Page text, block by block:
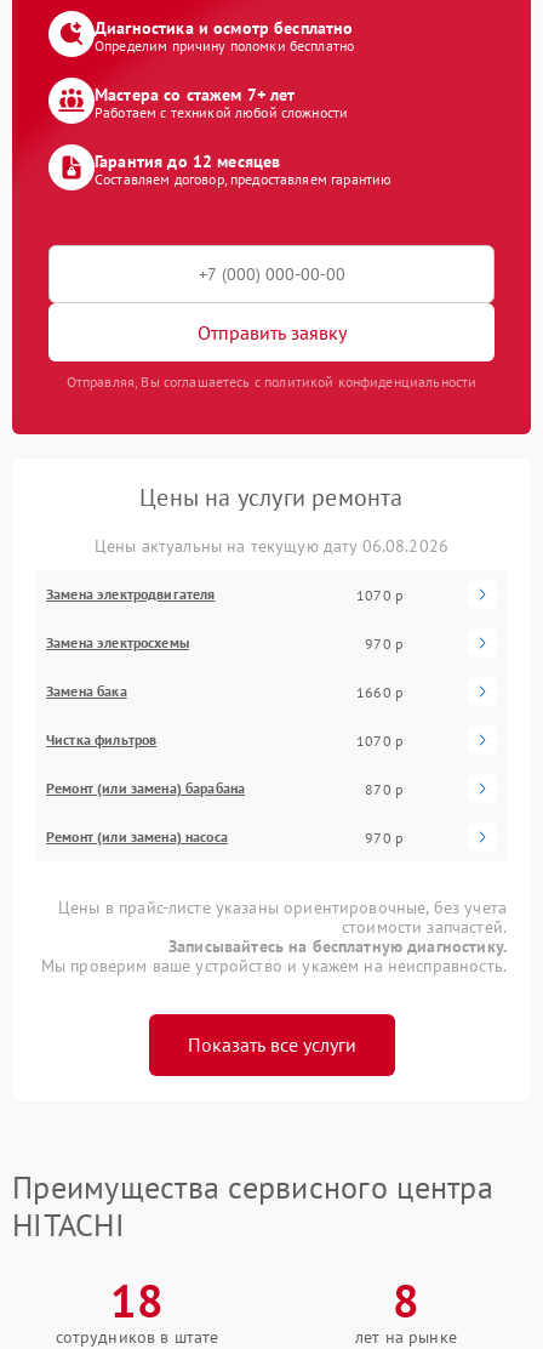
Диагностика и осмотр бесплатно
Определим причину поломки бесплатно
Мастера со стажем 7+ лет
Работаем с техникой любой сложности
Гарантия до 12 месяцев
Составляем договор, предоставляем гарантию
Отправить заявку
Отправляя, Вы соглашаетесь с политикой конфиденциальности
Цены на услуги ремонта
Цены актуальны на текущую дату 06.08.2026
Замена электродвигателя 1070 р
Замена электросхемы 970 р
Замена бака 1660 р
Чистка фильтров 1070 р
Ремонт (или замена) барабана 870 р
Ремонт (или замена) насоса 970 р
Цены в прайс-листе указаны ориентировочные, без учета
стоимости запчастей.
Записывайтесь на бесплатную диагностику.
Мы проверим ваше устройство и укажем на неисправность.
Показать все услуги
Преимущества сервисного центра
HITACHI
18
сотрудников в штате
8
лет на рынке